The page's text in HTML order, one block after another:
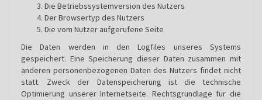
Die Betriebssystemversion des Nutzers
Der Browsertyp des Nutzers
Die vom Nutzer aufgerufene Seite
Die Daten werden in den Logfiles unseres Systems
gespeichert. Eine Speicherung dieser Daten zusammen mit
anderen personenbezogenen Daten des Nutzers findet nicht
statt. Zweck der Datenspeicherung ist die technische
Optimierung unserer Internetseite. Rechtsgrundlage für die